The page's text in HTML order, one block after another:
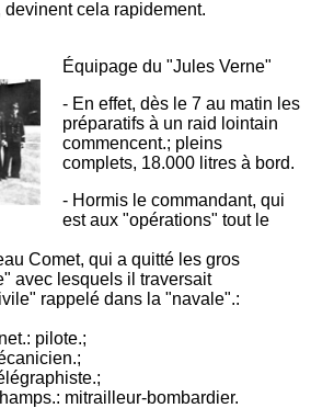
devinent cela rapidement.
Équipage du "Jules Verne"
- En effet, dès le 7 au matin les
préparatifs à un raid lointain
commencent.; pleins
complets, 18.000 litres à bord.
- Hormis le commandant, qui
est aux "opérations" tout le
Comet, qui a quitté les gros
avec lesquels il traversait
rappelé dans la "navale".:
pilote.;
mitrailleur-bombardier.